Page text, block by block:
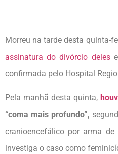
Morreu na tarde desta quinta-
assinatura do divórcio deles
confirmada pelo Hospital
Pela manhã desta quinta,
“coma mais profundo”,
cranioencefálico por arma
investiga o caso como